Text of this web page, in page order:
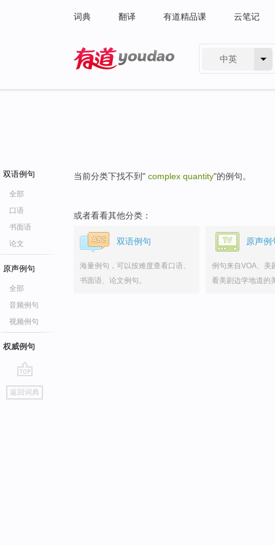
词典 翻译 有道精品课 云笔记
中英
双语例句
全部
口语
书面语
论文
原声例句
全部
音频例句
视频例句
权威例句
go
top
返回词典
当前分类下找不到" complex quantity"的例句。
或者看看其他分类：
双语例句
海量例句，可以按难度查看口语、
书面语、论文例句。
原声例
例句来自VOA、美
看美剧边学地道的